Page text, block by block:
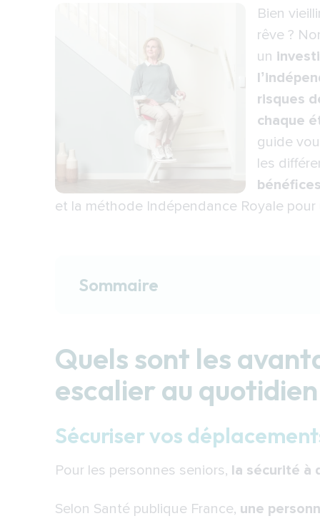
Bien
rêve ?
un
risques
chaque
guide
les
bénéfices
et la méthode Indépendance Royale pour
Sommaire
Sécuriser vos déplacements et
Retrouver l’accès à tous les
Gagner en confort de vie au
Quel type de monte-escaliers
SimplyRoyal® : le monte-
MonoRoyal® : le fauteuil
Ivory® : la solution de mobilité
Quels sont les
escalier au
Sécuriser vos
Pour les personnes seniors, la sécurité à
Selon Santé publique France, une